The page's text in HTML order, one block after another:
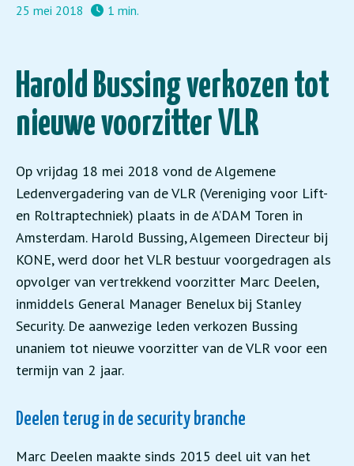
25 mei 2018 1 min.
Harold Bussing verkozen tot
nieuwe voorzitter VLR
Op vrijdag 18 mei 2018 vond de Algemene
Ledenvergadering van de VLR (Vereniging voor Lift-
en Roltraptechniek) plaats in de A’DAM Toren in
Amsterdam. Harold Bussing, Algemeen Directeur bij
KONE, werd door het VLR bestuur voorgedragen als
opvolger van vertrekkend voorzitter Marc Deelen,
inmiddels General Manager Benelux bij Stanley
Security. De aanwezige leden verkozen Bussing
unaniem tot nieuwe voorzitter van de VLR voor een
termijn van 2 jaar.
Deelen terug in de security branche
Marc Deelen maakte sinds 2015 deel uit van het